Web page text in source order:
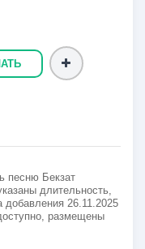
песню Бекзат
длительность,
26.11.2025
размещены